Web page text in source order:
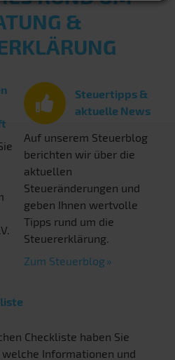
&
Steuertipps &
aktuelle News
Auf unserem Steuerblog
berichten wir über die
aktuellen
Steueränderungen und
geben Ihnen wertvolle
Tipps rund um die
Steuererklärung.
Zum Steuerblog
Checkliste haben Sie
Informationen und